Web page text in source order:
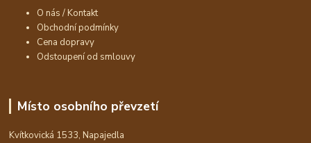
O nás / Kontakt
Obchodní podmínky
Cena dopravy
Odstoupení od smlouvy
Místo osobního převzetí
Kvítkovická 1533, Napajedla